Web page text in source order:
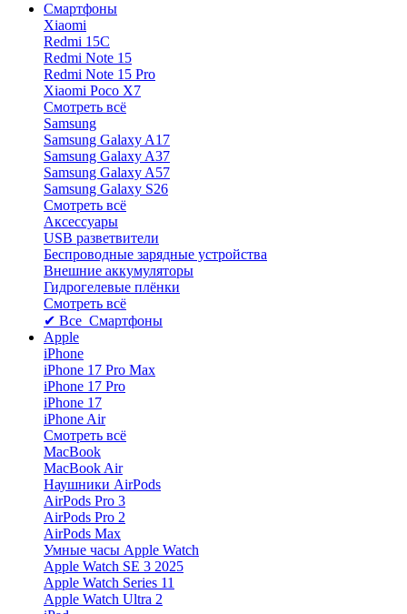
Смартфоны
Xiaomi
Redmi 15C
Redmi Note 15
Redmi Note 15 Pro
Xiaomi Poco X7
Смотреть всё
Samsung
Samsung Galaxy A17
Samsung Galaxy A37
Samsung Galaxy A57
Samsung Galaxy S26
Смотреть всё
Аксессуары
USB разветвители
Беспроводные зарядные устройства
Внешние аккумуляторы
Гидрогелевые плёнки
Смотреть всё
✔ Все Смартфоны
Apple
iPhone
iPhone 17 Pro Max
iPhone 17 Pro
iPhone 17
iPhone Air
Смотреть всё
MacBook
MacBook Air
Наушники AirPods
AirPods Pro 3
AirPods Pro 2
AirPods Max
Умные часы Apple Watch
Apple Watch SE 3 2025
Apple Watch Series 11
Apple Watch Ultra 2